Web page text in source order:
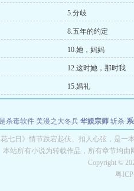
5.分歧
8.五年的约定
10.她，妈妈
12.这时她，那时我
15.婚礼
杀毒软件 美漫之大冬兵 华娱宗师 斩杀
都市全能巨星 绝对交易 全职武神 位面复
花七日》情节跌宕起伏、扣人心弦，是
本站所有小说为转载作品，所有章节均
Copyright ©
粤